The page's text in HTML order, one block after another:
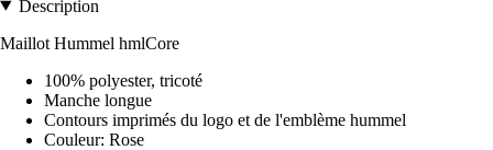
Description
Maillot Hummel hmlCore
100% polyester, tricoté
Manche longue
Contours imprimés du logo et de l'emblème hummel
Couleur: Rose